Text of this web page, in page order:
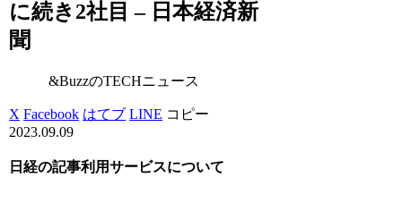
に続き2社目 – 日本経済新
聞
&BuzzのTECHニュース
X Facebook はてブ LINE コピー
2023.09.09
日経の記事利用サービスについて